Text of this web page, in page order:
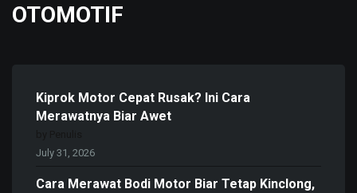
OTOMOTIF
Kiprok Motor Cepat Rusak? Ini Cara
Merawatnya Biar Awet
July 31, 2026
Cara Merawat Bodi Motor Biar Tetap Kinclong,